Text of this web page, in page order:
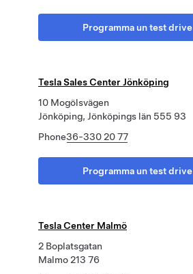
Programma un test drive
Tesla Sales Center Jönköping
10 Mogölsvägen
Jönköping, Jönköpings län 555 93
Phone36-330 20 77
Programma un test drive
Tesla Center Malmö
2 Boplatsgatan
Malmo 213 76